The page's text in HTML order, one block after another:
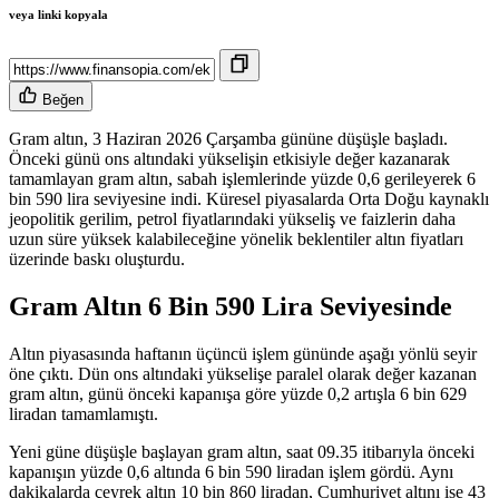
veya linki kopyala
Beğen
Gram altın, 3 Haziran 2026 Çarşamba gününe düşüşle başladı.
Önceki günü ons altındaki yükselişin etkisiyle değer kazanarak
tamamlayan gram altın, sabah işlemlerinde yüzde 0,6 gerileyerek 6
bin 590 lira seviyesine indi. Küresel piyasalarda Orta Doğu kaynaklı
jeopolitik gerilim, petrol fiyatlarındaki yükseliş ve faizlerin daha
uzun süre yüksek kalabileceğine yönelik beklentiler altın fiyatları
üzerinde baskı oluşturdu.
Gram Altın 6 Bin 590 Lira Seviyesinde
Altın piyasasında haftanın üçüncü işlem gününde aşağı yönlü seyir
öne çıktı. Dün ons altındaki yükselişe paralel olarak değer kazanan
gram altın, günü önceki kapanışa göre yüzde 0,2 artışla 6 bin 629
liradan tamamlamıştı.
Yeni güne düşüşle başlayan gram altın, saat 09.35 itibarıyla önceki
kapanışın yüzde 0,6 altında 6 bin 590 liradan işlem gördü. Aynı
dakikalarda çeyrek altın 10 bin 860 liradan, Cumhuriyet altını ise 43